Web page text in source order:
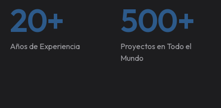
20+
Años de Experiencia
500+
Proyectos en Todo el
Mundo